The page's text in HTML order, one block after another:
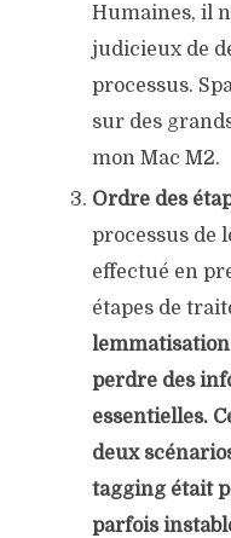
Humaines, il
judicieux de
processus.
sur des
mon Mac M2.
Ordre des
processus de
effectué en
étapes de
perdre des
essentielles.
deux
tagging était
parfois